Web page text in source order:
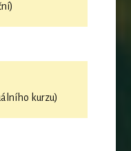
kurzu)